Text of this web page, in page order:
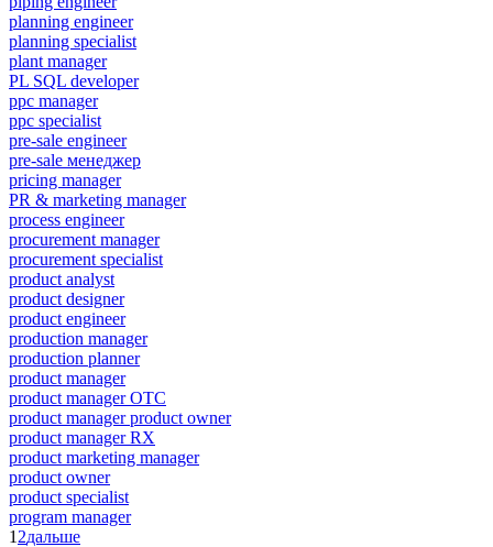
planning engineer
planning specialist
plant manager
PL SQL developer
ppc manager
ppc specialist
pre-sale engineer
pre-sale менеджер
pricing manager
PR & marketing manager
process engineer
procurement manager
procurement specialist
product analyst
product designer
product engineer
production manager
production planner
product manager
product manager OTC
product manager product owner
product manager RX
product marketing manager
product owner
product specialist
program manager
1 2дальше